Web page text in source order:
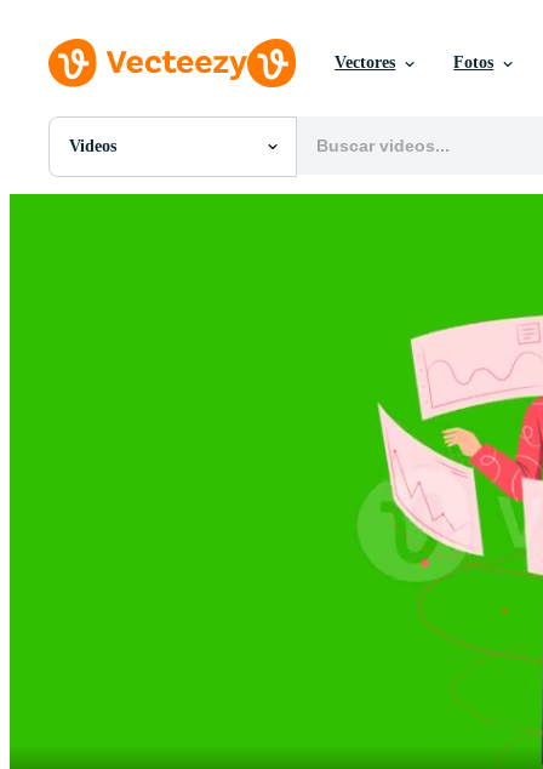
Vectores Fotos
Videos
Todas Imágenes